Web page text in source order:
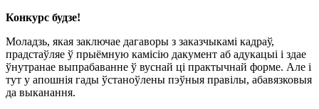
Конкурс будзе!
Моладзь, якая заключае дагаворы з заказчыкамі кадраў,
прадстаўляе ў прыёмную камісію дакумент аб адукацыі і здае
ўнутранае выпрабаванне ў вуснай ці практычнай форме. Але і
тут у апошнія гады ўстаноўлены пэўныя правілы, абавязковыя
да выканання.